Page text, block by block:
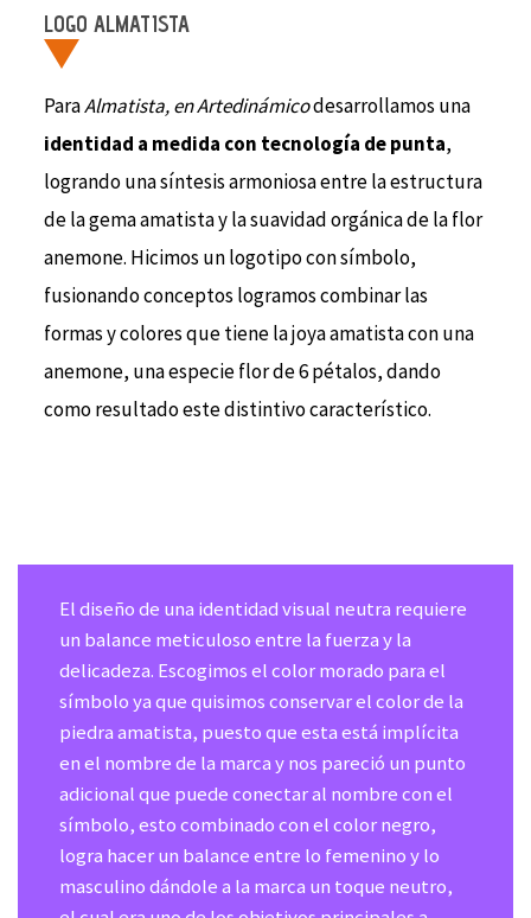
LOGO ALMATISTA
ParaAlmatista, en Artedinámicodesarrollamos una
identidad a medida con tecnología de punta,
logrando una síntesis armoniosa entre la estructura
de la gema amatista y la suavidad orgánica de la flor
anemone. Hicimos un logotipo con símbolo,
fusionando conceptos logramos combinar las
formas y colores que tiene la joya amatista con una
anemone, una especie flor de 6 pétalos, dando
como resultado este distintivo característico.
El diseño de una identidad visual neutra requiere
un balance meticuloso entre la fuerza y la
delicadeza. Escogimos el color morado para el
símbolo ya que quisimos conservar el color de la
piedra amatista, puesto que esta está implícita
en el nombre de la marca y nos pareció un punto
adicional que puede conectar al nombre con el
símbolo, esto combinado con el color negro,
logra hacer un balance entre lo femenino y lo
masculino dándole a la marca un toque neutro,